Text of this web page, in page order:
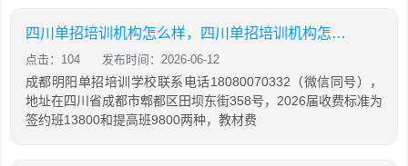
四川单招培训机构怎么样，四川单招培训机构怎么样知乎
点击：104 发布时间：2026-06-12
成都明阳单招培训学校联系电话18080070332（微信同号），
地址在四川省成都市郫都区田坝东街358号，2026届收费标准为
签约班13800和提高班9800两种，教材费